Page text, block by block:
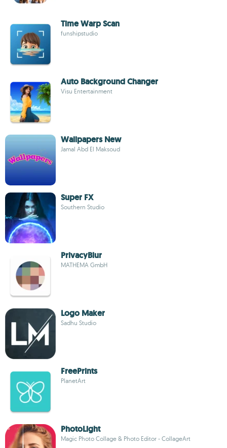
Time Warp Scan
funshipstudio
Auto Background Changer
Visu Entertainment
Wallpapers New
Jamal Abd El Maksoud
Super FX
Southern Studio
PrivacyBlur
MATHEMA GmbH
Logo Maker
Sadhu Studio
FreePrints
PlanetArt
PhotoLight
Magic Photo Collage & Photo Editor - CollageArt